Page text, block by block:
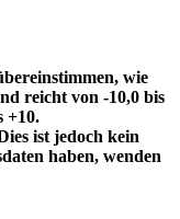
wie
reicht von -10,0 bis
+10.
ist jedoch kein
haben, wenden